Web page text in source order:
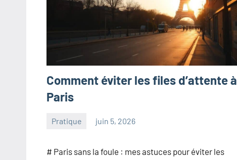
Comment éviter les files d’attente à
Paris
Pratique juin 5, 2026
# Paris sans la foule : mes astuces pour éviter les